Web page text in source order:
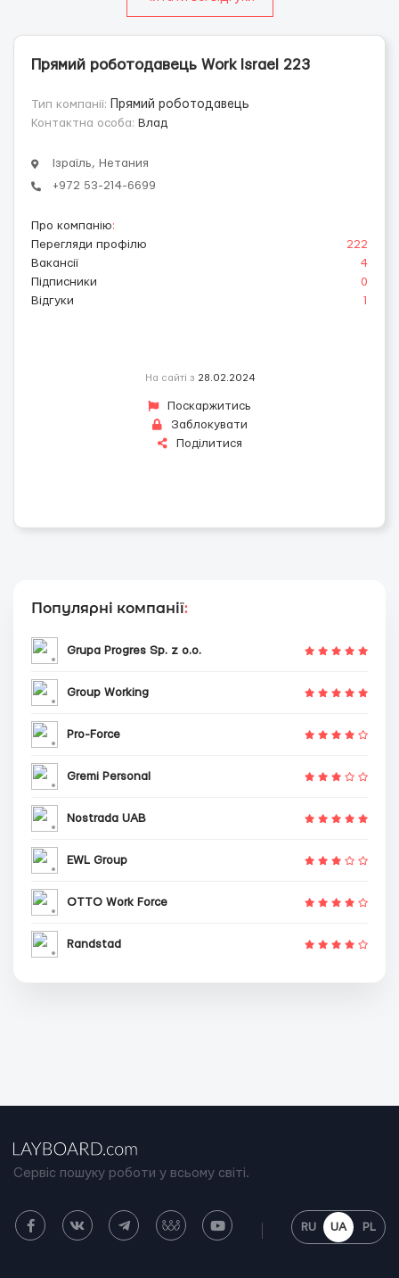
Прямий роботодавець Work Israel 223
Тип компанії:
Прямий роботодавець
Контактна особа: Влад
Ізраїль, Нетания
+972 53-214-6699
Про компанію:
Перегляди профілю
222
Вакансії
4
Підписники
0
Відгуки
1
На сайті з 28.02.2024
Поскаржитись
Заблокувати
Поділитися
Популярні компанії:
Grupa Progres Sp. z o.o.
Group Working
Pro-Force
Gremi Personal
Nostrada UAB
EWL Group
OTTO Work Force
Randstad
Сервіс пошуку роботи у всьому світі.
RU UA PL